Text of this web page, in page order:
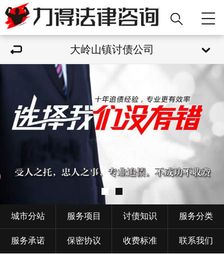
大岭山镇讨债公司
城市分站 服务项目 讨债知识 服务分类
服务承诺 保密协议 收费标准 联系我们